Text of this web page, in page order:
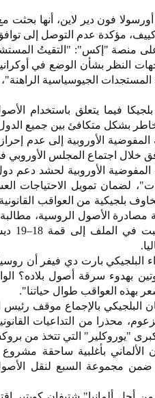
فون دير لاين، أنها
مؤكدة عدم التوصل إلى
منصة "إكس": "التقيتُ
النظر بشأن الوضع في
الجيوسياسية الراهنة"،
فيما يتعلق باستخدام
بشكل متكافئ بين جميع الدول
الأوروبية إلى عدم إحراز
اجتماع المجلس الأوروبي في 18
الأوروبية لحشد دعم
بمخاوف بلجيكية من العواقب
في 23 أكتوبر خطة مصادرة الأصول
البلجيكي بارت دي فيفر أن
بهدوء سرقة أصول بلاده؟
بهذه العواقب طوال حياتنا".
البلجيكي بالإجماع موقف
محذرا من التداعيات
"يوروكلير" التي تتخذ من
ضمن مجموعة السبع لنقل